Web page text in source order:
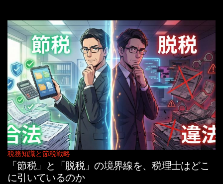
Posted
税務知識と節税戦略
「節税」と「脱税」の境界線を、税理士はどこ
に引いているのか